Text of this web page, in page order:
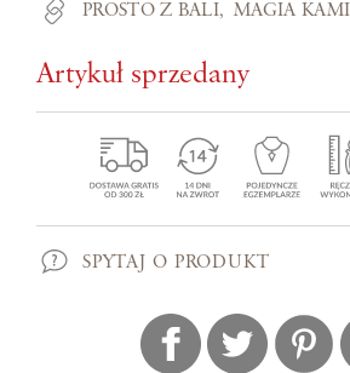
PROSTO Z BALI MAGIA
Artykuł sprzedany
SPYTAJ O PRODUKT